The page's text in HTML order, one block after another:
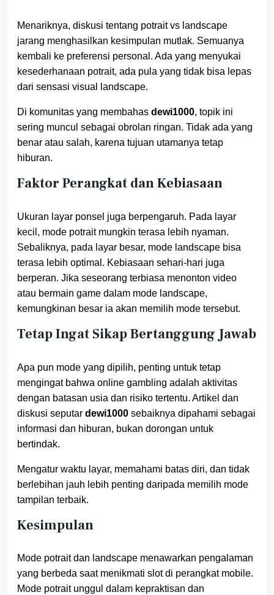
Menariknya, diskusi tentang potrait vs landscape
jarang menghasilkan kesimpulan mutlak. Semuanya
kembali ke preferensi personal. Ada yang menyukai
kesederhanaan potrait, ada pula yang tidak bisa lepas
dari sensasi visual landscape.
Di komunitas yang membahas dewi1000, topik ini
sering muncul sebagai obrolan ringan. Tidak ada yang
benar atau salah, karena tujuan utamanya tetap
hiburan.
Faktor Perangkat dan Kebiasaan
Ukuran layar ponsel juga berpengaruh. Pada layar
kecil, mode potrait mungkin terasa lebih nyaman.
Sebaliknya, pada layar besar, mode landscape bisa
terasa lebih optimal. Kebiasaan sehari-hari juga
berperan. Jika seseorang terbiasa menonton video
atau bermain game dalam mode landscape,
kemungkinan besar ia akan memilih mode tersebut.
Tetap Ingat Sikap Bertanggung Jawab
Apa pun mode yang dipilih, penting untuk tetap
mengingat bahwa online gambling adalah aktivitas
dengan batasan usia dan risiko tertentu. Artikel dan
diskusi seputar dewi1000 sebaiknya dipahami sebagai
informasi dan hiburan, bukan dorongan untuk
bertindak.
Mengatur waktu layar, memahami batas diri, dan tidak
berlebihan jauh lebih penting daripada memilih mode
tampilan terbaik.
Kesimpulan
Mode potrait dan landscape menawarkan pengalaman
yang berbeda saat menikmati slot di perangkat mobile.
Mode potrait unggul dalam kepraktisan dan